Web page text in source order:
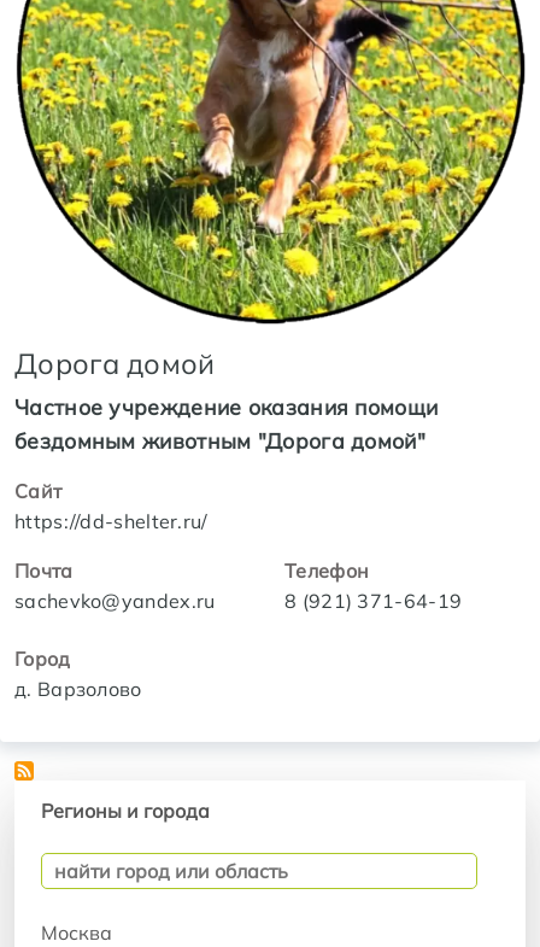
Дорога домой
Частное учреждение оказания помощи
бездомным животным "Дорога домой"
Сайт
https://dd-shelter.ru/
Почта
sachevko@yandex.ru
Телефон
8 (921) 371-64-19
Город
д. Варзолово
Регионы и города
Москва